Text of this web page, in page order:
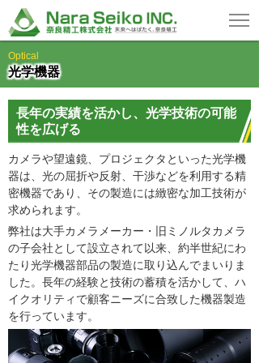
Optical
光学機器
長年の実績を活かし、光学技術の可能
性を広げる
カメラや望遠鏡、プロジェクタといった光学機
器は、光の屈折や反射、干渉などを利用する精
密機器であり、その製造には緻密な加工技術が
求められます。
弊社は大手カメラメーカー・旧ミノルタカメラ
の子会社として設立されて以来、約半世紀にわ
たり光学機器部品の製造に取り込んでまいりま
した。長年の経験と技術の蓄積を活かして、ハ
イクオリティで顧客ニーズに合致した機器製造
を行っています。